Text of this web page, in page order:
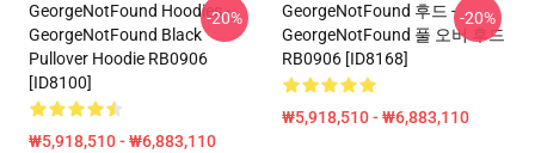
GeorgeNotFound Hoodies -
GeorgeNotFound Black
Pullover Hoodie RB0906
[ID8100]
₩5,918,510 - ₩6,883,110
-20%
GeorgeNotFound 후드 -
GeorgeNotFound 풀 오버 후드
RB0906 [ID8168]
₩5,918,510 - ₩6,883,110
-20%